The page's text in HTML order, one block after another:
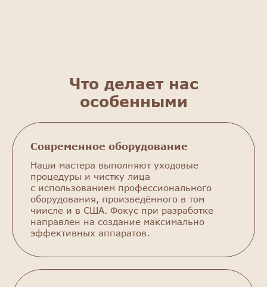
Что делает нас
особенными
Современное оборудование
Наши мастера выполняют уходовые
процедуры и чистку лица
с использованием профессионального
оборудования, произведённого в том
чиисле и в США. Фокус при разработке
направлен на создание максимально
эффективных аппаратов.